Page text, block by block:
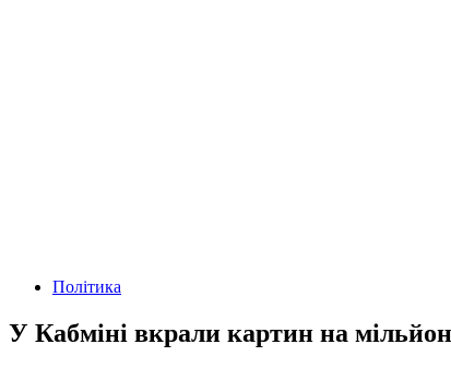
Політика
У Кабміні вкрали картин на мільйон